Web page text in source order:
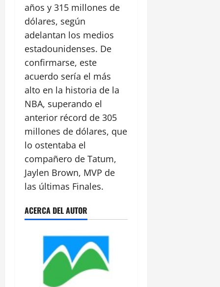
años y 315 millones de
dólares, según
adelantan los medios
estadounidenses. De
confirmarse, este
acuerdo sería el más
alto en la historia de la
NBA, superando el
anterior récord de 305
millones de dólares, que
lo ostentaba el
compañero de Tatum,
Jaylen Brown, MVP de
las últimas Finales.
ACERCA DEL AUTOR